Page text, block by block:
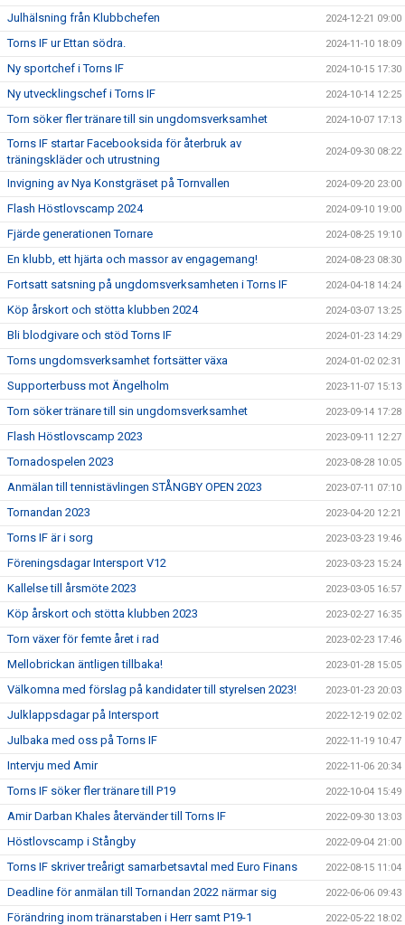
Julhälsning från Klubbchefen 2024-12-21 09:00
Torns IF ur Ettan södra. 2024-11-10 18:09
Ny sportchef i Torns IF 2024-10-15 17:30
Ny utvecklingschef i Torns IF 2024-10-14 12:25
Torn söker fler tränare till sin ungdomsverksamhet 2024-10-07 17:13
Torns IF startar Facebooksida för återbruk av
träningskläder och utrustning
2024-09-30 08:22
Invigning av Nya Konstgräset på Tornvallen 2024-09-20 23:00
Flash Höstlovscamp 2024 2024-09-10 19:00
Fjärde generationen Tornare 2024-08-25 19:10
En klubb, ett hjärta och massor av engagemang! 2024-08-23 08:30
Fortsatt satsning på ungdomsverksamheten i Torns IF 2024-04-18 14:24
Köp årskort och stötta klubben 2024 2024-03-07 13:25
Bli blodgivare och stöd Torns IF 2024-01-23 14:29
Torns ungdomsverksamhet fortsätter växa 2024-01-02 02:31
Supporterbuss mot Ängelholm 2023-11-07 15:13
Torn söker tränare till sin ungdomsverksamhet 2023-09-14 17:28
Flash Höstlovscamp 2023 2023-09-11 12:27
Tornadospelen 2023 2023-08-28 10:05
Anmälan till tennistävlingen STÅNGBY OPEN 2023 2023-07-11 07:10
Tornandan 2023 2023-04-20 12:21
Torns IF är i sorg 2023-03-23 19:46
Föreningsdagar Intersport V12 2023-03-23 15:24
Kallelse till årsmöte 2023 2023-03-05 16:57
Köp årskort och stötta klubben 2023 2023-02-27 16:35
Torn växer för femte året i rad 2023-02-23 17:46
Mellobrickan äntligen tillbaka! 2023-01-28 15:05
Välkomna med förslag på kandidater till styrelsen 2023! 2023-01-23 20:03
Julklappsdagar på Intersport 2022-12-19 02:02
Julbaka med oss på Torns IF 2022-11-19 10:47
Intervju med Amir 2022-11-06 20:34
Torns IF söker fler tränare till P19 2022-10-04 15:49
Amir Darban Khales återvänder till Torns IF 2022-09-30 13:03
Höstlovscamp i Stångby 2022-09-04 21:00
Torns IF skriver treårigt samarbetsavtal med Euro Finans 2022-08-15 11:04
Deadline för anmälan till Tornandan 2022 närmar sig 2022-06-06 09:43
Förändring inom tränarstaben i Herr samt P19-1 2022-05-22 18:02